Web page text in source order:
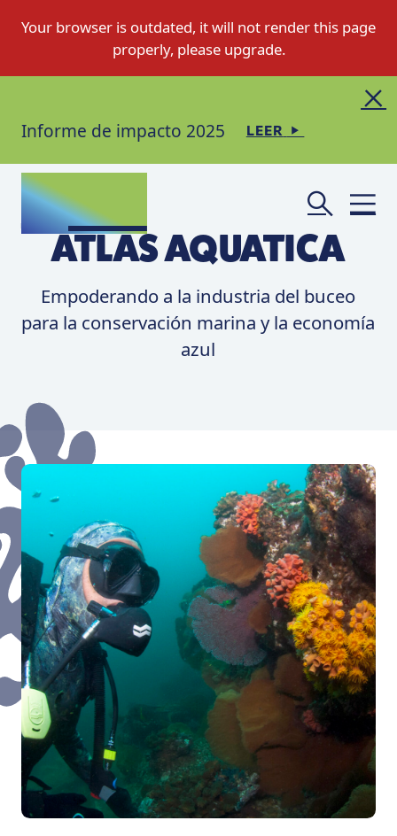
Informe de impacto 2025 LEER
ATLAS AQUATICA
Empoderando a la industria del buceo
para la conservación marina y la economía
azul